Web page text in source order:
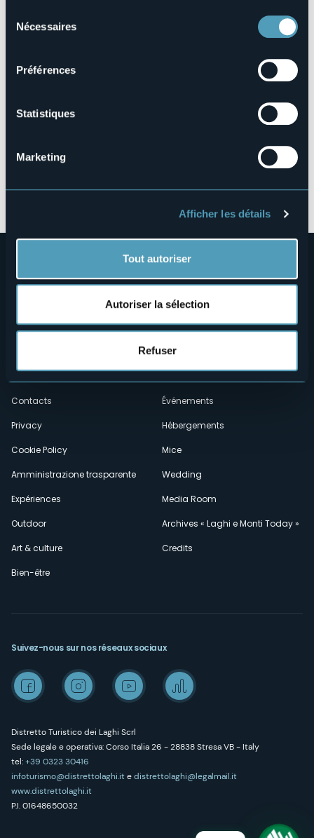
manière de les gérer et de les supprimer,
cliquez ici
Nécessaires
Préférences
Statistiques
Marketing
Afficher les détails
Tout autoriser
Autoriser la sélection
Refuser
Corso Goffredo Mameli
Ouvrir la carte
Menù
secondario
Contacts
Privacy
Cookie Policy
Amministrazione trasparente
Expériences
Outdoor
Art & culture
Bien-être
Vins & gastronomie
Événements
Hébergements
Mice
Wedding
Media Room
Archives « Laghi e Monti Today »
Credits
Distretto Turistico dei Laghi Scrl
Sede legale e operativa: Corso Italia 26 - 28838 Stresa VB - Italy
tel:+39 0323 30416
infoturismo@distrettolaghi.itedistrettolaghi@legalmail.it
www.distrettolaghi.it
P.I. 01648650032
Suivez-nous sur nos réseaux sociaux